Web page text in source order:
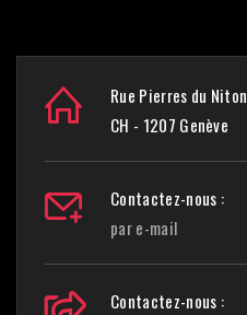
Rue Pierres du Niton
CH - 1207 Genève
Contactez-nous :
par e-mail
Contactez-nous :